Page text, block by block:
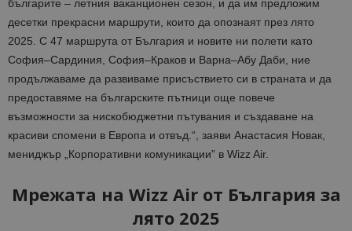
българите – летния ваканционен сезон, и да им предложим
десетки прекрасни маршрути, които да опознаят през лято
2025. С 47 маршрута от България и новите ни полети като
София–Сардиния, София–Краков и Варна–Абу Даби, ние
продължаваме да развиваме присъствието си в страната и да
предоставяме на българските пътници още повече
възможности за нискобюджетни пътувания и създаване на
красиви спомени в Европа и отвъд.“, заяви Анастасия Новак,
мениджър „Корпоративни комуникации” в Wizz Air.
Мрежата на Wizz Air от България за
лято 2025